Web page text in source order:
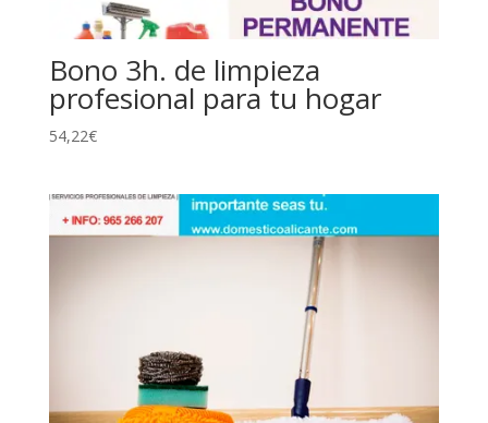
Bono 3h. de limpieza
profesional para tu hogar
54,22€